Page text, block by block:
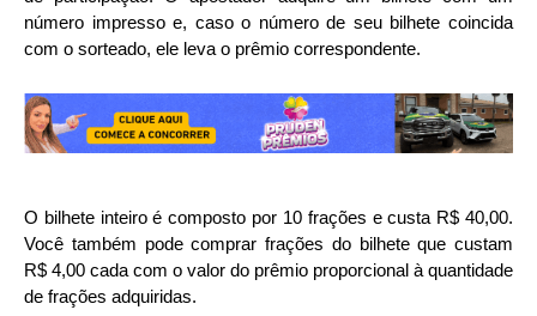
número impresso e, caso o número de seu bilhete coincida
com o sorteado, ele leva o prêmio correspondente.
O bilhete inteiro é composto por 10 frações e custa R$ 40,00.
Você também pode comprar frações do bilhete que custam
R$ 4,00 cada com o valor do prêmio proporcional à quantidade
de frações adquiridas.